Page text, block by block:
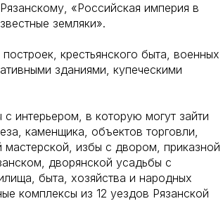
«Российская империя в
земляки».
крестьянского быта, военных
зданиями, купеческими
интерьером, в которую могут зайти
каменщика, объектов торговли,
избы с двором, приказной
дворянской усадьбы с
быта, хозяйства и народных
комплексы из 12 уездов Рязанской